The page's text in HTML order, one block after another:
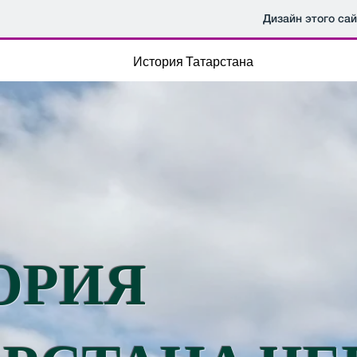
Дизайн этого
главная
История Татарстана